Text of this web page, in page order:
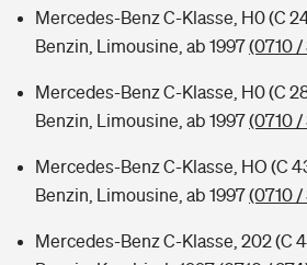
Mercedes-Benz C-Klasse, H0 (C
Benzin, Limousine, ab 1997(0710 /
Mercedes-Benz C-Klasse, H0 (C
Benzin, Limousine, ab 1997(0710 /
Mercedes-Benz C-Klasse, HO (C
Benzin, Limousine, ab 1997(0710 /
Mercedes-Benz C-Klasse, 202 (C